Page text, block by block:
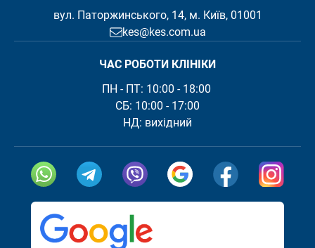
Посилання скопійовано Відвідайте
вул. Паторжинського, 14, м. Київ, 01001
kes@kes.com.ua
ЧАС РОБОТИ КЛІНІКИ
ПН - ПТ: 10:00 - 18:00
СБ: 10:00 - 17:00